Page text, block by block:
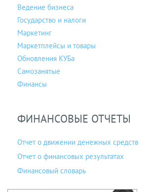
Ведение бизнеса
Государство и налоги
Маркетинг
Маркетплейсы и товары
Обновления КУБа
Самозанятые
Финансы
ФИНАНСОВЫЕ ОТЧЕТЫ
Отчет о движении денежных средств
Отчет о финансовых результатах
Финансовый словарь